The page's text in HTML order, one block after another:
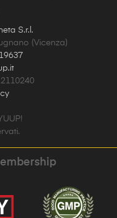
S.r.l.
(Vicenza)